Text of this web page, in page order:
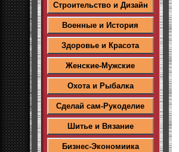
Строительство и Дизайн
Военные и История
Здоровье и Красота
Женские-Мужские
Охота и Рыбалка
Сделай сам-Рукоделие
Шитье и Вязание
Бизнес-Экономиика